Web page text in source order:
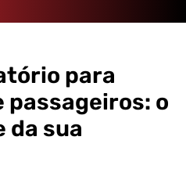
para
o
da sua